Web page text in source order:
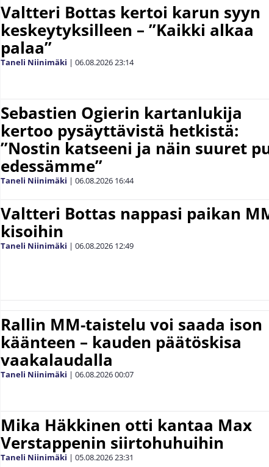
Valtteri Bottas kertoi karun syyn
keskeytyksilleen – ”Kaikki alkaa
palaa”
Taneli Niinimäki | 06.08.202623:14
Sebastien Ogierin kartanlukija
kertoo pysäyttävistä hetkistä:
”Nostin katseeni ja näin suuret
edessämme”
Taneli Niinimäki | 06.08.2026 16:44
Valtteri Bottas nappasi paikan
kisoihin
Taneli Niinimäki | 06.08.2026 12:49
Rallin MM-taistelu voi saada ison
käänteen – kauden päätöskisa
vaakalaudalla
Taneli Niinimäki | 06.08.202600:07
Mika Häkkinen otti kantaa Max
Verstappenin siirtohuhuihin
Taneli Niinimäki | 05.08.202623:31